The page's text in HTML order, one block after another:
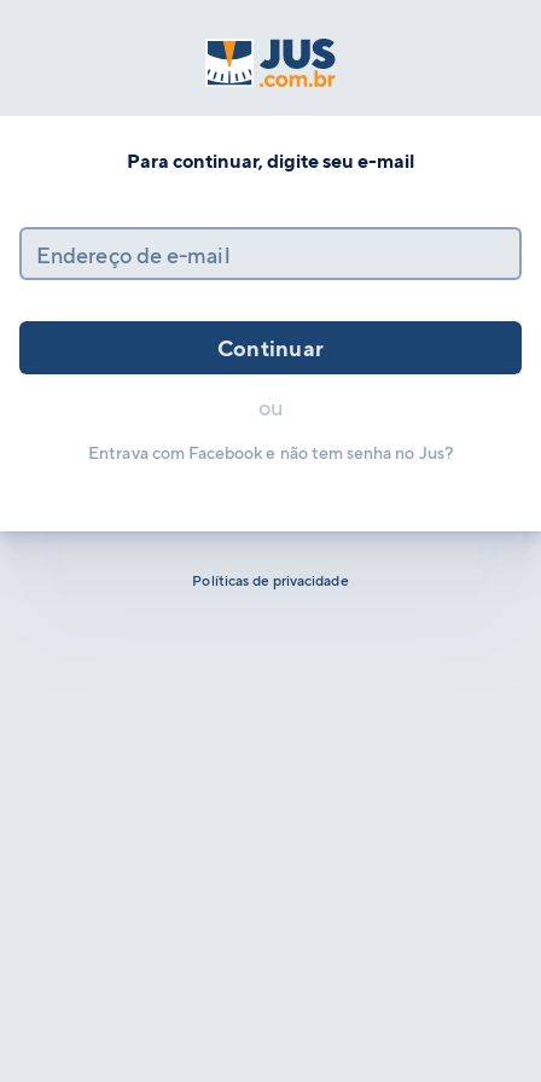
Para continuar, digite seu e-mail
Endereço de e-mail
Continuar
ou
Entrava com Facebook e não tem senha no Jus?
Políticas de privacidade